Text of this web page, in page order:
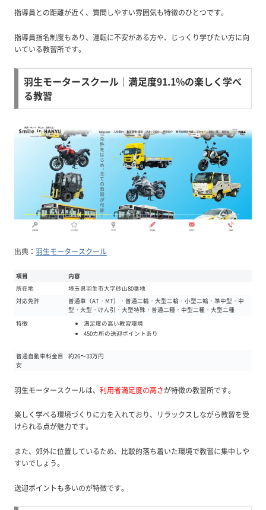
指導員との距離が近く、質問しやすい雰囲気も特徴のひとつです。
指導員指名制度もあり、運転に不安がある方や、じっくり学びたい方に向
いている教習所です。
羽生モータースクール｜満足度91.1%の楽しく学べ
る教習
出典： 羽生モータースクール
項目
内容
所在地
埼玉県羽生市大字砂山80番地
対応免許
普通車（AT・MT）・普通二輪・大型二輪・小型二輪・準中型・中
型・大型・けん引・大型特殊・普通二種・中型二種・大型二種
特徴
満足度の高い教習環境
450カ所の送迎ポイントあり
普通自動車料金目
安
約26〜33万円
羽生モータースクールは、 利用者満足度の高さが特徴の教習所です。
楽しく学べる環境づくりに力を入れており、リラックスしながら教習を受
けられる点が魅力です。
また、郊外に位置しているため、比較的落ち着いた環境で教習に集中しや
すいでしょう。
送迎ポイントも多いのが特徴です。